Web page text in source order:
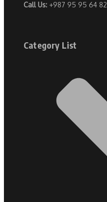
Call Us: +987 95 95 64 82
Category List